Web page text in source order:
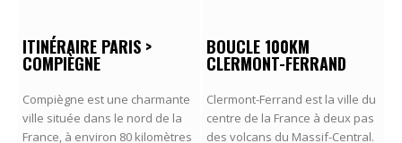
ITINÉRAIRE PARIS >
COMPIÈGNE
Compiègne est une charmante
ville située dans le nord de la
France, à environ 80 kilomètres
BOUCLE 100KM
CLERMONT-FERRAND
Clermont-Ferrand est la ville du
centre de la France à deux pas
des volcans du Massif-Central.